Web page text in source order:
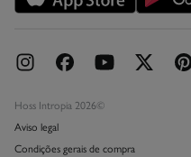
Hoss Intropia 2026©
Aviso legal
Condições gerais de compra